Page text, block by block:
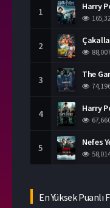
1 Harry
2
3
4
5 Nefes
En Yüksek Puanlı